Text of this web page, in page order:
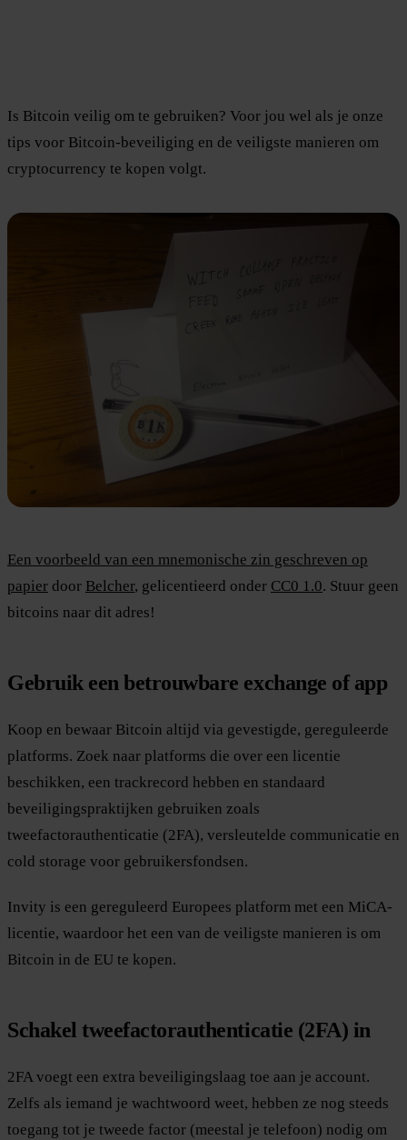
Is Bitcoin veilig om te gebruiken? Voor jou wel als je onze
tips voor Bitcoin-beveiliging en de veiligste manieren om
cryptocurrency te kopen volgt.
Een voorbeeld van een mnemonische zin geschreven op
papier door Belcher, gelicentieerd onder CC0 1.0. Stuur geen
bitcoins naar dit adres!
Gebruik een betrouwbare exchange of app
Koop en bewaar Bitcoin altijd via gevestigde, gereguleerde
platforms. Zoek naar platforms die over een licentie
beschikken, een trackrecord hebben en standaard
beveiligingspraktijken gebruiken zoals
tweefactorauthenticatie (2FA), versleutelde communicatie en
cold storage voor gebruikersfondsen.
Invity is een gereguleerd Europees platform met een MiCA-
licentie, waardoor het een van de veiligste manieren is om
Bitcoin in de EU te kopen.
Schakel tweefactorauthenticatie (2FA) in
2FA voegt een extra beveiligingslaag toe aan je account.
Zelfs als iemand je wachtwoord weet, hebben ze nog steeds
toegang tot je tweede factor (meestal je telefoon) nodig om